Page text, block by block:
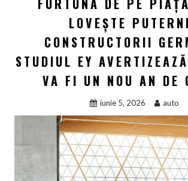
LOVEȘTE
CONSTRUCTORII
STUDIUL EY
VA FI UN NOU AN DE
iunie 5, 2026 auto